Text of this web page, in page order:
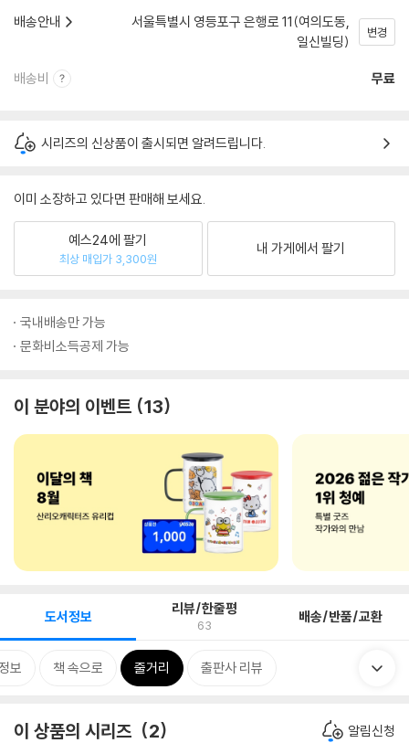
배송안내
서울특별시 영등포구 은행로 11(여의도동,
일신빌딩)
변경
배송비 무료
시리즈의 신상품이 출시되면 알려드립니다.
이미 소장하고 있다면 판매해 보세요.
예스24에 팔기
최상 매입가 3,300원
내 가게에서 팔기
국내배송만 가능
문화비소득공제 가능
이 분야의 이벤트 13
도서정보 리뷰/한줄평
63 배송/반품/교환
보 책 속으로 줄거리 출판사 리뷰
이 상품의 시리즈 2 알림신청